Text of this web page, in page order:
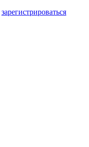
зарегистрироваться